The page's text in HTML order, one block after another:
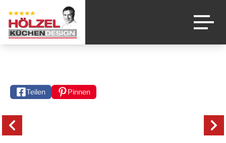
Design-Küchen
Kataloge
Teilen Pinnen